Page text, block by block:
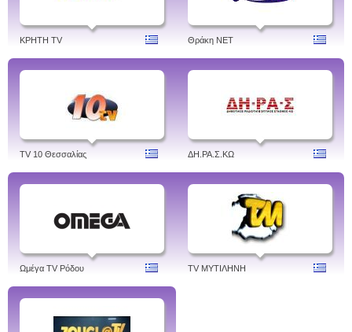
ΚΡΗΤΗ TV Θράκη NET
TV 10 Θεσσαλίας ΔH.ΡΑ.Σ.ΚΩ
Ωμέγα TV Ρόδου TV ΜΥΤΙΛΗΝΗ